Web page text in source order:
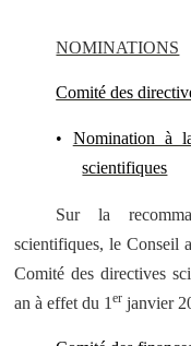
NOMINATIONS
Comité des
• Nomination à
scientifiques
Sur la
scientifiques, le Conseil
Comité des directives
an à effet du 1er janvier